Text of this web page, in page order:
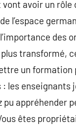
avoir un
l’espace
des
transformé,
un
les
pu
êtes